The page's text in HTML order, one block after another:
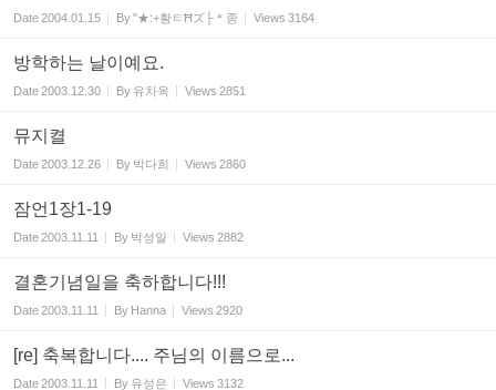
Date2004.01.15 By"★:+황ㅌĦズ├＊종 Views 3164
방학하는 날이예요.
Date2003.12.30 By 유차옥 Views 2851
뮤지켤
Date2003.12.26 By 박다희 Views 2860
잠언1장1-19
Date2003.11.11 By 박성일 Views 2882
결혼기념일을 축하합니다!!!
Date2003.11.11 By Hanna Views 2920
[re] 축복합니다.... 주님의 이름으로...
Date2003.11.11 By 유성은 Views 3132